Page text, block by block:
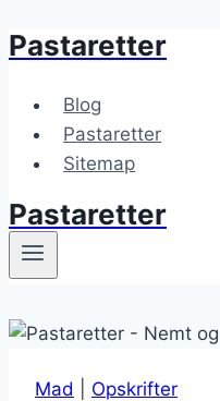
Fortsæt
indhold
Pastaretter
Blog
Pastaretter
Sitemap
Pastaretter
Mad Opskrifter